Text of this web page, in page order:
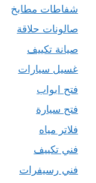
شفاطات مطابخ
صالونات حلاقة
صيانة تكييف
غسيل سيارات
فتح ابواب
فتح سيارة
فلاتر مياه
فني تكييف
فني رسيفرات